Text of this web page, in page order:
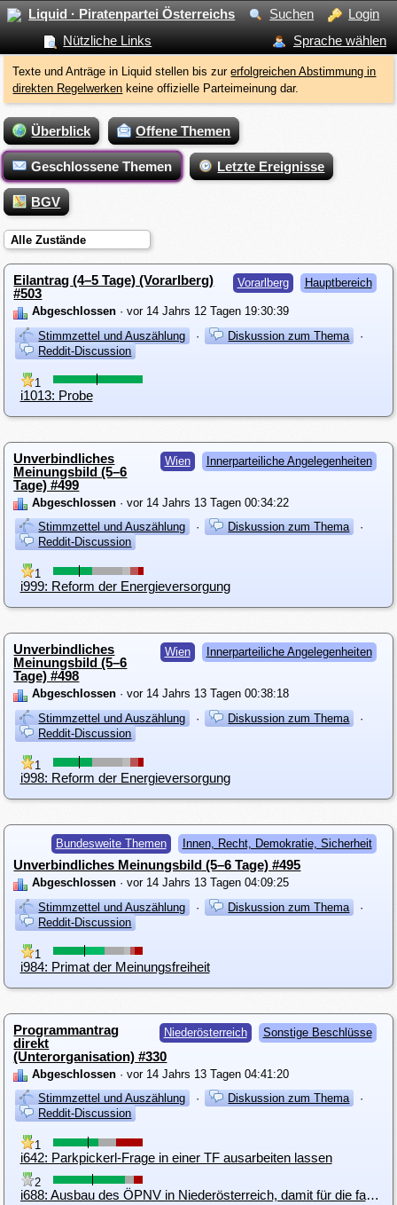
Liquid · Piratenpartei Österreichs Suchen
Login
Nützliche Links
Sprache wählen
Texte und Anträge in Liquid stellen bis zurerfolgreichen Abstimmung in
direkten Regelwerken keine offizielle Parteimeinung dar.
Überblick Offene Themen
Geschlossene Themen Letzte Ereignisse
BGV
Alle Zustände
Vorarlberg Hauptbereich
Eilantrag (4–5 Tage) (Vorarlberg)
#503
Abgeschlossen · vor 14 Jahrs 12 Tagen 19:30:39
Stimmzettel und Auszählung
· Diskussion zum Thema
·
Reddit-Discussion
1
i1013: Probe
Wien Innerparteiliche Angelegenheiten
Unverbindliches
Meinungsbild (5–6
Tage) #499
Abgeschlossen · vor 14 Jahrs 13 Tagen 00:34:22
Stimmzettel und Auszählung
· Diskussion zum Thema
·
Reddit-Discussion
1
i999: Reform der Energieversorgung
Wien Innerparteiliche Angelegenheiten
Unverbindliches
Meinungsbild (5–6
Tage) #498
Abgeschlossen · vor 14 Jahrs 13 Tagen 00:38:18
Stimmzettel und Auszählung
· Diskussion zum Thema
·
Reddit-Discussion
1
i998: Reform der Energieversorgung
Bundesweite Themen Innen, Recht, Demokratie, Sicherheit
Unverbindliches Meinungsbild (5–6 Tage) #495
Abgeschlossen · vor 14 Jahrs 13 Tagen 04:09:25
Stimmzettel und Auszählung
· Diskussion zum Thema
·
Reddit-Discussion
1
i984: Primat der Meinungsfreiheit
Niederösterreich Sonstige Beschlüsse
Programmantrag
direkt
(Unterorganisation) #330
Abgeschlossen · vor 14 Jahrs 13 Tagen 04:41:20
Stimmzettel und Auszählung
· Diskussion zum Thema
·
Reddit-Discussion
1
i642: Parkpickerl-Frage in einer TF ausarbeiten lassen
2
i688: Ausbau des ÖPNV in Niederösterreich, damit für die fahrt nach Wien kein Auto benutzen müssen